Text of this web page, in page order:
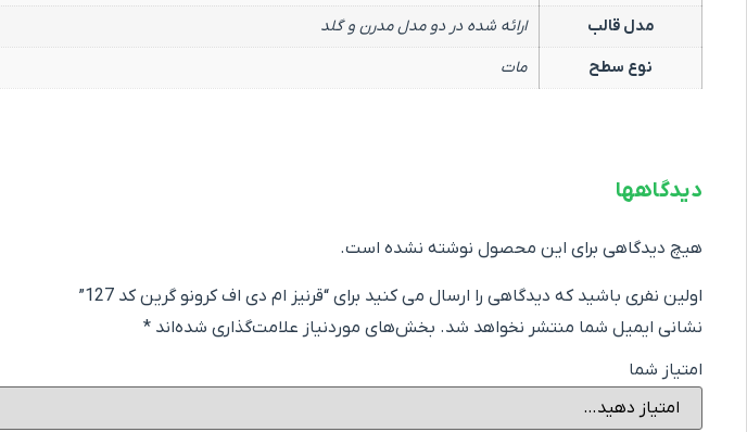
مدل قالب
ارائه شده در دو مدل مدرن و گلد
نوع سطح
مات
دیدگاهها
هیچ دیدگاهی برای این محصول نوشته نشده است.
اولین نفری باشید که دیدگاهی را ارسال می کنید برای “قرنیز ام دی اف کرونو گرین کد 127”
نشانی ایمیل شما منتشر نخواهد شد. بخش‌های موردنیاز علامت‌گذاری شده‌اند *
امتیاز شما